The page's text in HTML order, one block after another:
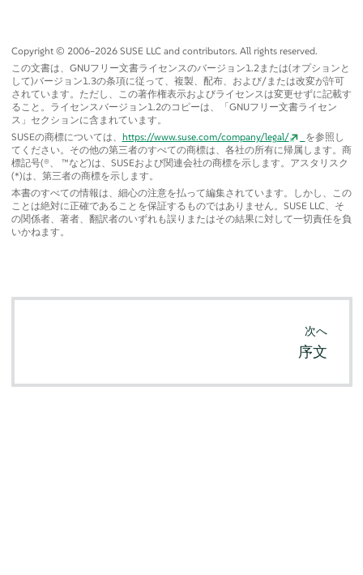
Copyright © 2006–2026 SUSE LLC and contributors. All rights reserved.
この文書は、GNUフリー文書ライセンスのバージョン1.2または(オプションと
して)バージョン1.3の条項に従って、複製、配布、および/または改変が許可
されています。ただし、この著作権表示およびライセンスは変更せずに記載す
ること。ライセンスバージョン1.2のコピーは、
「GNUフリー文書ライセン
ス 」 セクションに含まれています。
SUSEの商標については、 https://www.suse.com/company/legal/
を参照し
てください。その他の第三者のすべての商標は、各社の所有に帰属します。商
標記号(®、 ™など)は、SUSEおよび関連会社の商標を示します。アスタリスク
(*)は、第三者の商標を示します。
本書のすべての情報は、細心の注意を払って編集されています。しかし、この
ことは絶対に正確であることを保証するものではありません。SUSE LLC、そ
の関係者、著者、翻訳者のいずれも誤りまたはその結果に対して一切責任を負
いかねます。
次へ
序文